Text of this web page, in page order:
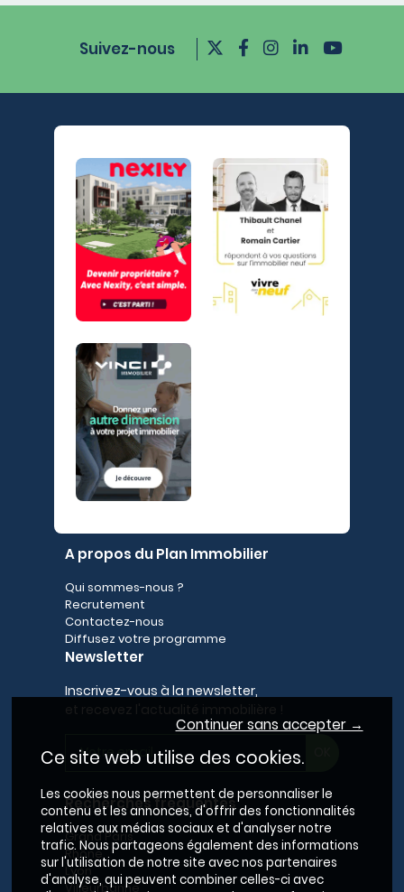
Suivez-nous
A propos du Plan Immobilier
Qui sommes-nous ?
Recrutement
Contactez-nous
Diffusez votre programme
Newsletter
Inscrivez-vous à la newsletter,
Recherches fréquentes
Grand Paris
Rhône
Lyon
Villeurbanne
Continuer sans accepter →
Ce site web utilise des cookies.
Les cookies nous permettent de personnaliser le
contenu et les annonces, d'offrir des fonctionnalités
relatives aux médias sociaux et d'analyser notre
trafic. Nous partageons également des informations
sur l'utilisation de notre site avec nos partenaires
d'analyse, qui peuvent combiner celles-ci avec